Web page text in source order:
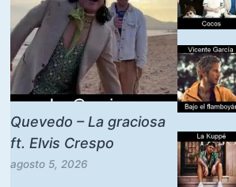
Quevedo – La graciosa
ft. Elvis Crespo
agosto 5, 2026